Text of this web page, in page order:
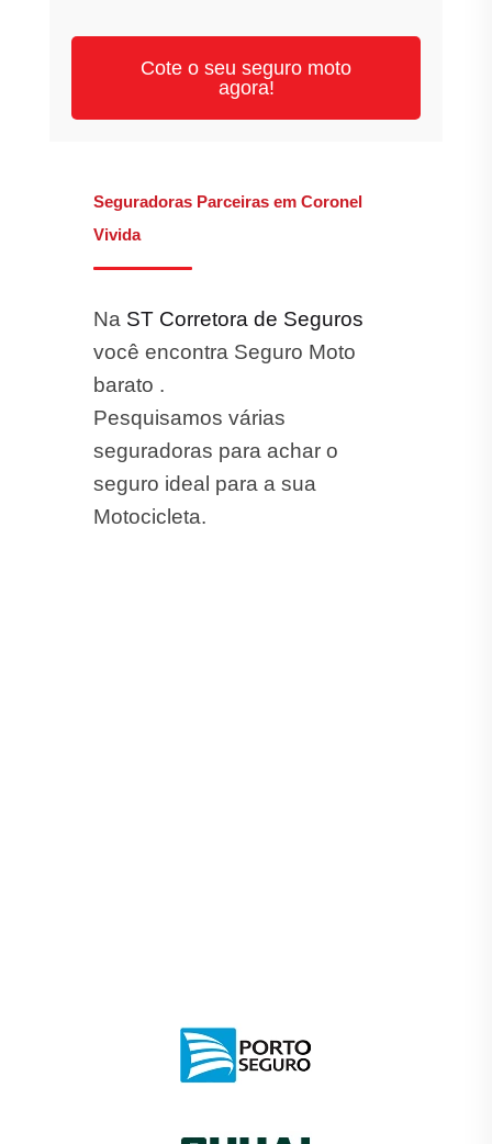
Cote o seu seguro moto
agora!
Seguradoras Parceiras em Coronel
Vivida
Na ST Corretora de Seguros
você encontra Seguro Moto
barato .
Pesquisamos várias
seguradoras para achar o
seguro ideal para a sua
Motocicleta.